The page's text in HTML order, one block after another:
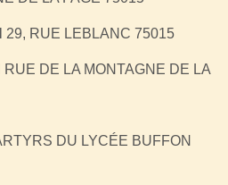
29, RUE LEBLANC 75015
DE LA MONTAGNE DE LA
DU LYCÉE BUFFON